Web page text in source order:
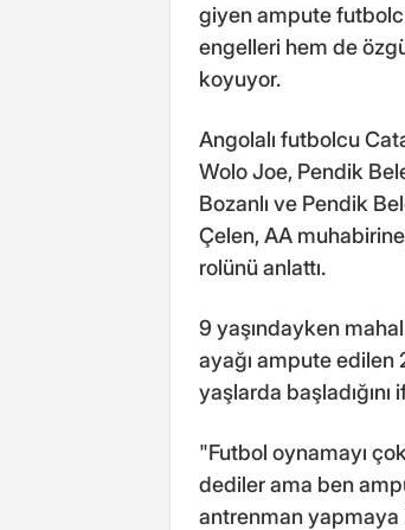
giyen ampute
engelleri hem de
koyuyor.
Angolalı futbolcu
Wolo Joe, Pendik
Bozanlı ve Pendik
Çelen, AA
rolünü anlattı.
9 yaşındayken
ayağı ampute edilen
yaşlarda başladığını
"Futbol oynamayı
dediler ama ben
antrenman yapmaya